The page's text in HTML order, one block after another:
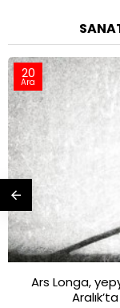
20
Ara
Ars Longa,